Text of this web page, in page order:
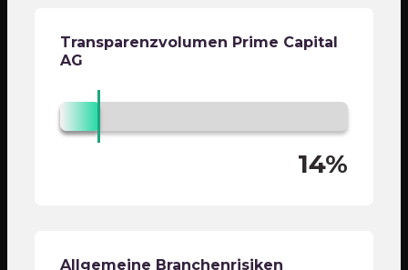
Transparenzvolumen Prime Capital
AG
14%
Allgemeine Branchenrisiken